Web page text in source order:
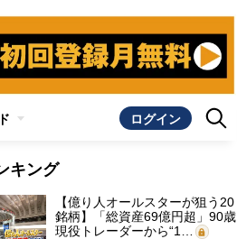
ログイン
キング
【億り人オールスターが狙う20
銘柄】「総資産69億円超」90歳
現役トレーダーから“1…